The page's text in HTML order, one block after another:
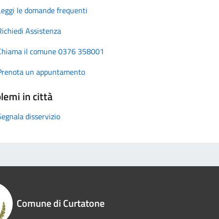
le domande frequenti
Assistenza
il comune 0376 358001
un appuntamento
in città
disservizio
Comune di Curtatone